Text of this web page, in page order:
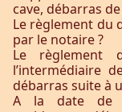
cave, débarras
Le règlement du
par le notaire ?
Le règlement
l’intermédiaire
débarras suite à
A la date de